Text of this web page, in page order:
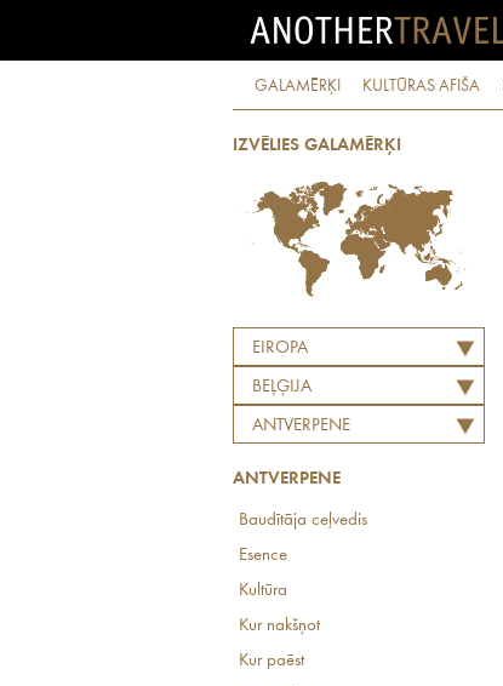
GALAMĒRĶI KULTŪRAS AFIŠA
IZVĒLIES GALAMĒRĶI
EIROPA
BEĻĢIJA
ANTVERPENE
ANTVERPENE
Baudītāja ceļvedis
Esence
Kultūra
Kur nakšņot
Kur paēst